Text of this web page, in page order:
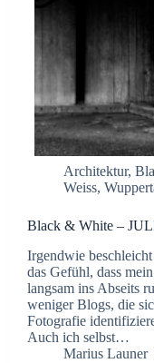
Architektur,
Weiss,
Black & White –
Irgendwie
das Gefühl, dass
langsam ins Abseits
weniger Blogs, die
Fotografie
Auch ich selbst…
Marius Launer